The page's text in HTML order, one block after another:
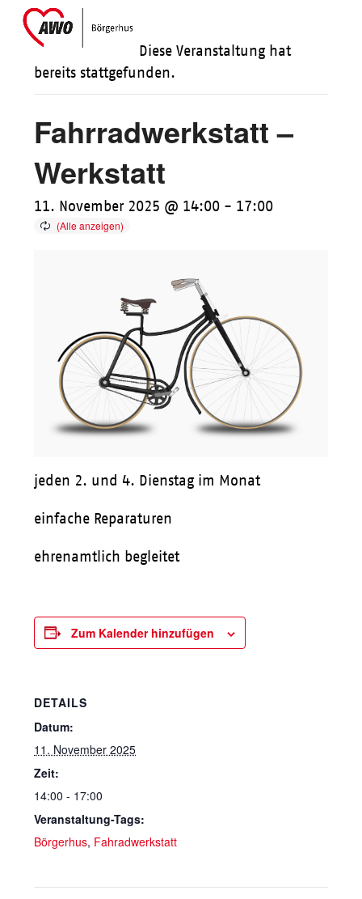
SkipOpen
mobile
Close
mobile
Diese Veranstaltung hat
bereits stattgefunden.
Fahrradwerkstatt –
Werkstatt
11. November 2025 @ 14:00 - 17:00
jeden 2. und 4. Dienstag im Monat
einfache Reparaturen
ehrenamtlich begleitet
Zum Kalender hinzufügen
DETAILS
Datum:
11. November 2025
Zeit:
14:00 - 17:00
Veranstaltung-Tags:
Börgerhus, Fahradwerkstatt